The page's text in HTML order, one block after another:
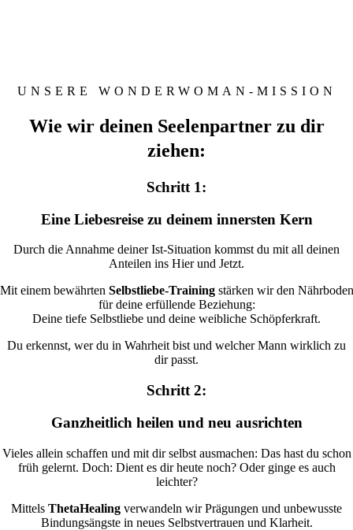
UNSERE WONDERWOMAN-MISSION
Wie wir deinen Seelenpartner zu dir
ziehen:
Schritt 1:
Eine Liebesreise zu deinem innersten Kern
Durch die Annahme deiner Ist-Situation kommst du mit all deinen
Anteilen ins Hier und Jetzt.
Mit einem bewährten Selbstliebe-Trainingstärken wir den Nährboden
für deine erfüllende Beziehung:
Deine tiefe Selbstliebe und deine weibliche Schöpferkraft.
Du erkennst, wer du in Wahrheit bist und welcher Mann wirklich zu
dir passt.
Schritt 2:
Ganzheitlich heilen und neu ausrichten
Vieles allein schaffen und mit dir selbst ausmachen: Das hast du schon
früh gelernt. Doch: Dient es dir heute noch? Oder ginge es auch
leichter?
Mittels ThetaHealing verwandeln wir Prägungen und unbewusste
Bindungsängste in neues Selbstvertrauen und Klarheit.